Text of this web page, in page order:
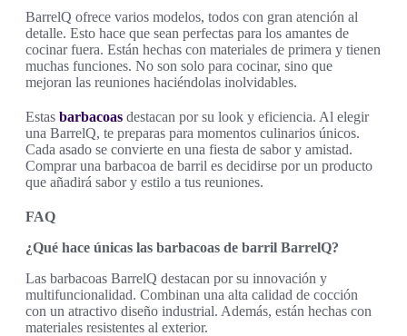
BarrelQ ofrece varios modelos, todos con gran atención al
detalle. Esto hace que sean perfectas para los amantes de
cocinar fuera. Están hechas con materiales de primera y tienen
muchas funciones. No son solo para cocinar, sino que
mejoran las reuniones haciéndolas inolvidables.
Estas barbacoas destacan por su look y eficiencia. Al elegir
una BarrelQ, te preparas para momentos culinarios únicos.
Cada asado se convierte en una fiesta de sabor y amistad.
Comprar una barbacoa de barril es decidirse por un producto
que añadirá sabor y estilo a tus reuniones.
FAQ
¿Qué hace únicas las barbacoas de barril BarrelQ?
Las barbacoas BarrelQ destacan por su innovación y
multifuncionalidad. Combinan una alta calidad de cocción
con un atractivo diseño industrial. Además, están hechas con
materiales resistentes al exterior.